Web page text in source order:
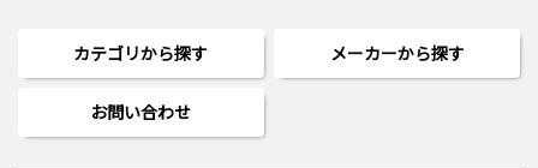
カテゴリから探す メーカーから探す
お問い合わせ